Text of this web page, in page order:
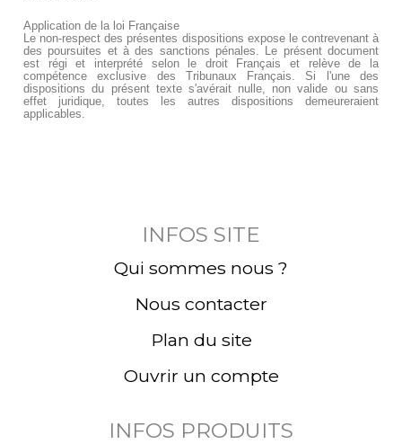
Application de la loi Française
Le non-respect des présentes dispositions expose le contrevenant à
des poursuites et à des sanctions pénales. Le présent document
est régi et interprété selon le droit Français et relève de la
compétence exclusive des Tribunaux Français. Si l'une des
dispositions du présent texte s'avérait nulle, non valide ou sans
effet juridique, toutes les autres dispositions demeureraient
applicables.
INFOS SITE
Qui sommes nous ?
Nous contacter
Plan du site
Ouvrir un compte
INFOS PRODUITS